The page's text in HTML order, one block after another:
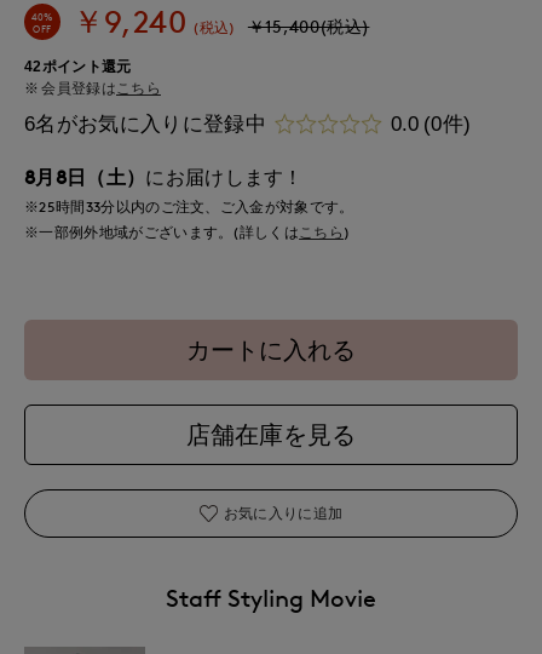
40%
OFF ￥9,240 (税込) ￥15,400(税込)
42ポイント還元
会員登録はこちら
6名がお気に入りに登録中 0.0 (0件)
8月8日（土） にお届けします！
※25時間33分以内のご注文、ご入金が対象です。
※一部例外地域がございます。(詳しくは こちら )
カートに入れる
店舗在庫を見る
お気に入りに追加
Staff Styling Movie